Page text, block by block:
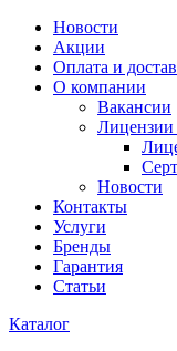
Новости
Акции
Оплата и
О компании
Вакансии
Лицензии
Новости
Контакты
Услуги
Бренды
Гарантия
Статьи
Каталог